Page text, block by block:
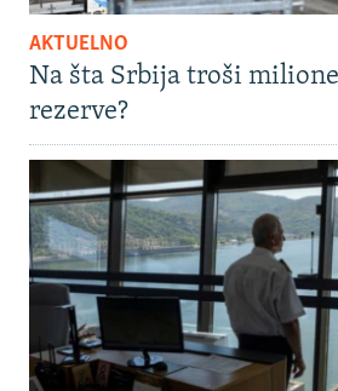
AKTUELNO
Na šta Srbija troši
rezerve?